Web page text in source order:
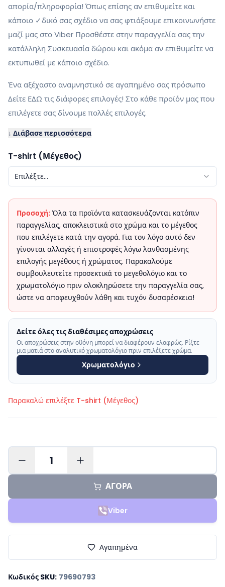
απορία/πληροφορία! Όπως επίσης αν επιθυμείτε και
κάποιο ✓δικό σας σχέδιο να σας φτιάξουμε επικοινωνήστε
μαζί μας στο Viber Προσθέστε στην παραγγελία σας την
κατάλληλη Συσκευασία δώρου και ακόμα αν επιθυμείτε να
εκτυπωθεί με κάποιο σχέδιο.
Ένα αξέχαστο αναμνηστικό σε αγαπημένο σας πρόσωπο
Δείτε ΕΔΩ τις διάφορες επιλογές! Στο κάθε προϊόν μας που
επιλέγετε σας δίνουμε πολλές επιλογές.
↓ Διάβασε περισσότερα
T-shirt (Μέγεθος)
Επιλέξτε...
Προσοχή: Όλα τα προϊόντα κατασκευάζονται κατόπιν
παραγγελίας, αποκλειστικά στο χρώμα και το μέγεθος
που επιλέγετε κατά την αγορά. Για τον λόγο αυτό δεν
γίνονται αλλαγές ή επιστροφές λόγω λανθασμένης
επιλογής μεγέθους ή χρώματος. Παρακαλούμε
συμβουλευτείτε προσεκτικά το μεγεθολόγιο και το
χρωματολόγιο πριν ολοκληρώσετε την παραγγελία σας,
ώστε να αποφευχθούν λάθη και τυχόν δυσαρέσκεια!
Δείτε όλες τις διαθέσιμες αποχρώσεις
Οι αποχρώσεις στην οθόνη μπορεί να διαφέρουν ελαφρώς. Ρίξτε
μια ματιά στο αναλυτικό χρωματολόγιο πριν επιλέξετε χρώμα.
Χρωματολόγιο
Παρακαλώ επιλέξτε T-shirt (Μέγεθος)
1
ΑΓΟΡΑ
Viber
Αγαπημένα
Κωδικός SKU: 79690793